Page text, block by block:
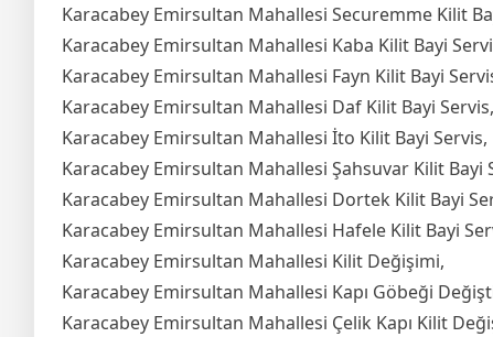
Karacabey Emirsultan Mahallesi Securemme Kilit
Karacabey Emirsultan Mahallesi Kaba Kilit Bayi
Karacabey Emirsultan Mahallesi Fayn Kilit Bayi
Karacabey Emirsultan Mahallesi Daf Kilit Bayi Servis,
Karacabey Emirsultan Mahallesi İto Kilit Bayi Servis,
Karacabey Emirsultan Mahallesi Şahsuvar Kilit Bayi
Karacabey Emirsultan Mahallesi Dortek Kilit Bayi
Karacabey Emirsultan Mahallesi Hafele Kilit Bayi
Karacabey Emirsultan Mahallesi Kilit Değişimi,
Karacabey Emirsultan Mahallesi Kapı Göbeği
Karacabey Emirsultan Mahallesi Çelik Kapı Kilit